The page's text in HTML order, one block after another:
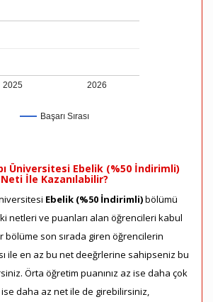
Başarı Sırası
2025 2026
Üniversitesi Ebelik (%50 İndirimli)
İle Kazanılabilir?
Ebelik (%50 İndirimli)bölümü
netleri ve puanları alan öğrencileri kabul
bölüme son sırada giren öğrencilerin
ile en az bu net deeğrlerine sahipseniz bu
Örta öğretim puanınız az ise daha çok
daha az net ile de girebilirsiniz,